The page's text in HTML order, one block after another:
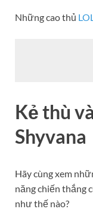
Những cao thủ
Kẻ thù
Shyvana
Hãy cùng xem
năng chiến thắng
như thế nào?